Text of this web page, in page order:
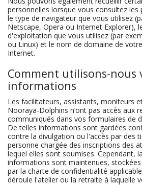
personnelles lorsque vous consultez les
le type de navigateur que vous utilisez
Netscape, Opera ou Internet Explorer),
d'exploitation que vous utilisez (par
ou Linux) et le nom de domaine de
Internet.
Comment utilisons-nous
informations
Les facilitateurs, assistants, moniteurs
Nooraya-Dolphins n’ont pas accès aux
communiqués dans vos formulaires de
De telles informations sont gardées
contre la divulgation ou l'accès par des
personne chargée des inscriptions des
lequel elles sont soumises. Cependant,
informations sont maintenues,
par la charte de confidentialité
déroule l'atelier ou la retraite à laquelle